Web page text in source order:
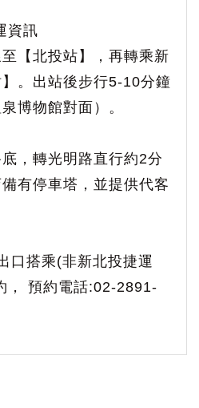
資訊
【北投站】，再轉乘新
。出站後步行5-10分鐘
博物館對面）。
，轉光明路直行約2分
有停車塔，並提供代客
口搭乘(非新北投捷運
， 預約電話:02-2891-